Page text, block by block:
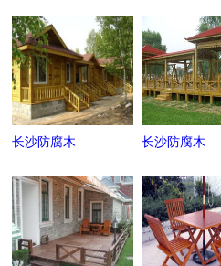
长沙防腐木 长沙防腐木